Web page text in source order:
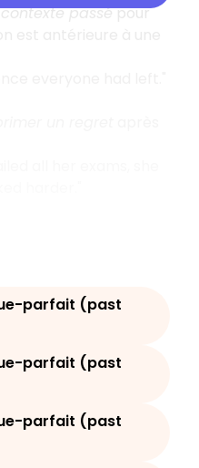
passépour
parfait (past
parfait (past
parfait (past